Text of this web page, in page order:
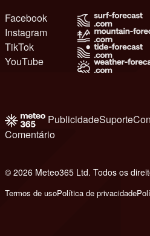
Facebook
Instagram
TikTok
YouTube
PublicidadeSuporte
Comentário
© 2026 Meteo365 Ltd. Todos os
Termos de usoPolítica de privacidade